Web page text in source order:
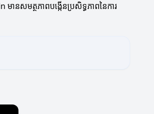
ានសមត្ថភាពបង្កើនប្រសិទ្ធភាពនៃការ